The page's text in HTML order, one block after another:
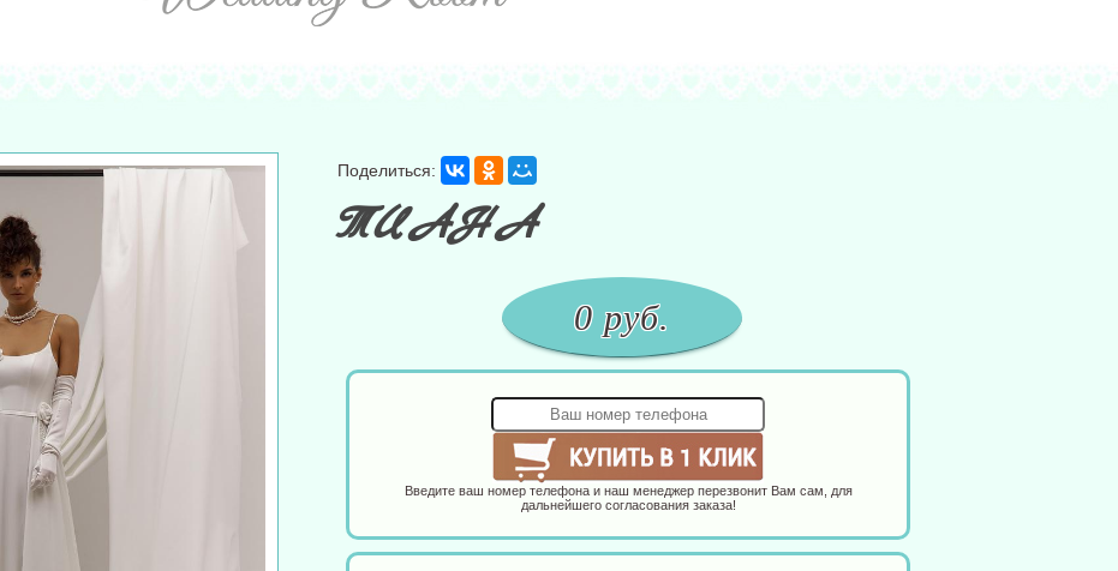
Поделиться:
ТИАНА
0 руб.
Введите ваш номер телефона и наш менеджер перезвонит Вам сам, для
дальнейшего согласования заказа!